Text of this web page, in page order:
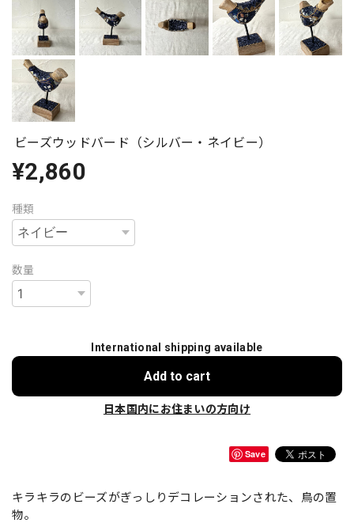
ビーズウッドバード（シルバー・ネイビー）
¥2,860
種類
数量
International shipping available
Add to cart
日本国内にお住まいの方向け
Save
キラキラのビーズがぎっしりデコレーションされた、鳥の置
物。